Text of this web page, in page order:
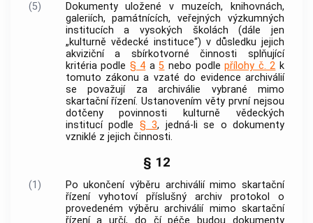
(5)
Dokumentyuložené v muzeích, knihovnách,
galeriích, památnících, veřejných výzkumných
institucích a vysokých školách (dále jen
„kulturně vědecké instituce“) v důsledku jejich
akviziční a sbírkotvorné činnosti splňující
kritéria podle § 4 a5 nebo podlepřílohy č. 2 k
tomuto zákonu a vzaté do evidence archiválií
se považují za archiválie vybrané mimo
skartační řízení. Ustanovením věty první nejsou
dotčeny povinnosti kulturně vědeckých
institucí podle § 3, jedná-li se o dokumenty
vzniklé z jejich činnosti.
§ 12
(1) Po ukončení výběru archiváliímimo skartační
řízení vyhotoví příslušný archivprotokol o
provedeném výběru archiváliímimo skartační
řízení a určí, do čí péče budou dokumenty